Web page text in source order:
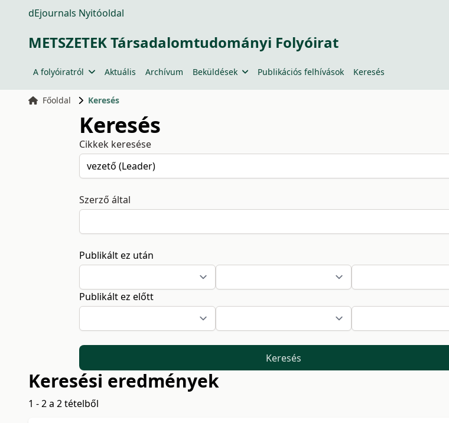
dEjournals Nyitóoldal
METSZETEK Társadalomtudományi Folyóirat
A folyóiratról Aktuális Archívum Beküldések Publikációs felhívások Keresés
Főoldal Keresés
Keresés
Cikkek keresése
Szerző által
Publikált ez után
Publikált ez előtt
Keresés
Keresési eredmények
1 - 2 a 2 tételből